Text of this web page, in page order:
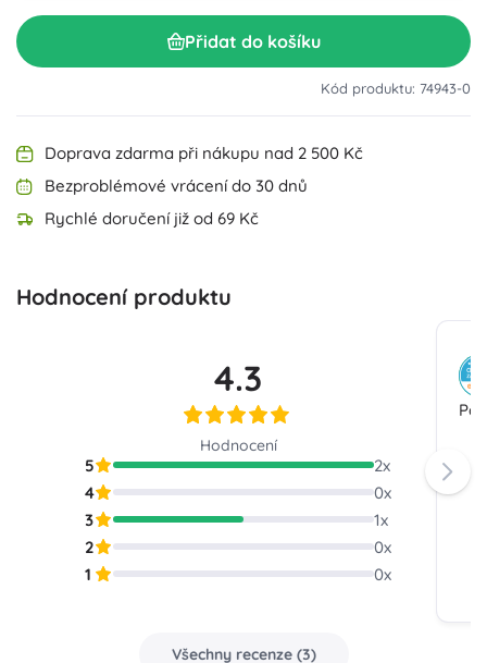
Přidat do košíku
Kód produktu: 74943-0
Doprava zdarma při nákupu nad 2 500 Kč
Bezproblémové vrácení do 30 dnů
Rychlé doručení již od 69 Kč
Hodnocení produktu
4.3
Hodnocení
5 2x
4
0x
3
1x
2
0x
1
0x
Všechny recenze(3)